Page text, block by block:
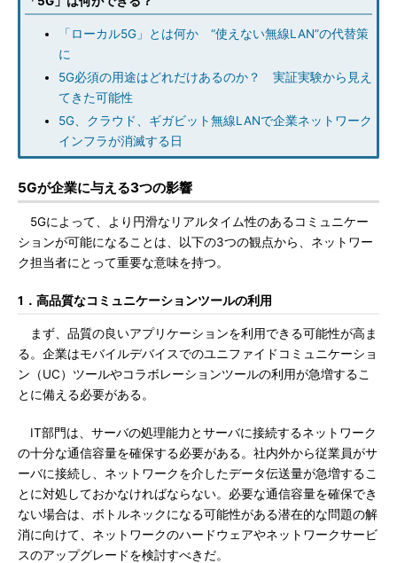
「ローカル5G」とは何か “使えない無線LAN”の代替策
に
5G必須の用途はどれだけあるのか？ 実証実験から見え
てきた可能性
5G、クラウド、ギガビット無線LANで企業ネットワーク
インフラが消滅する日
5Gが企業に与える3つの影響
5Gによって、より円滑なリアルタイム性のあるコミュニケー
ションが可能になることは、以下の3つの観点から、ネットワー
ク担当者にとって重要な意味を持つ。
1．高品質なコミュニケーションツールの利用
まず、品質の良いアプリケーションを利用できる可能性が高ま
る。企業はモバイルデバイスでのユニファイドコミュニケーショ
ン（UC）ツールやコラボレーションツールの利用が急増するこ
とに備える必要がある。
IT部門は、サーバの処理能力とサーバに接続するネットワーク
の十分な通信容量を確保する必要がある。社内外から従業員がサ
ーバに接続し、ネットワークを介したデータ伝送量が急増するこ
とに対処しておかなければならない。必要な通信容量を確保でき
ない場合は、ボトルネックになる可能性がある潜在的な問題の解
消に向けて、ネットワークのハードウェアやネットワークサービ
スのアップグレードを検討すべきだ。